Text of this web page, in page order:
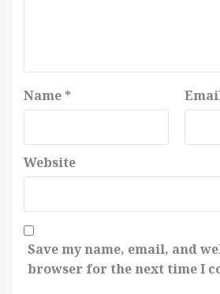
Name *
Website
Save my name, email, and
browser for the next time I